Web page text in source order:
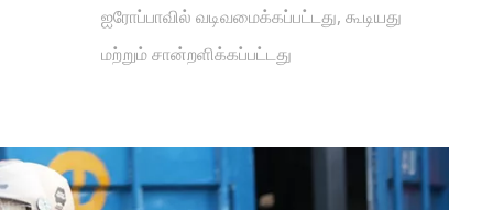
ஐரோப்பாவில் வடிவமைக்கப்பட்டது, கூடியது
மற்றும் சான்றளிக்கப்பட்டது